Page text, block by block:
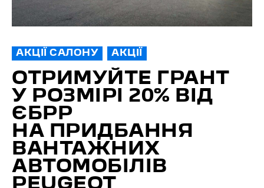
АКЦІЇ САЛОНУ АКЦІЇ
ОТРИМУЙТЕ ГРАНТ
У РОЗМІРІ 20% ВІД
ЄБРР
НА ПРИДБАННЯ
ВАНТАЖНИХ
АВТОМОБІЛІВ